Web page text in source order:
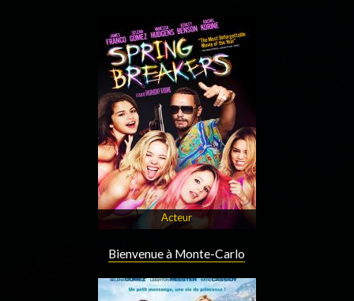
Acteur
Bienvenue à Monte-Carlo